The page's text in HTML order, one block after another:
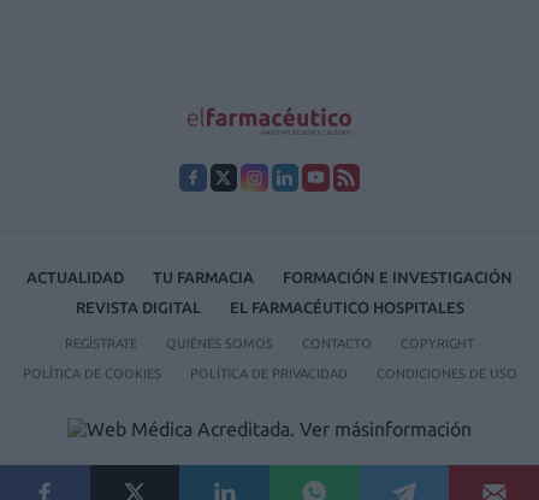
ACTUALIDAD TU FARMACIA
FORMACIÓN E INVESTIGACIÓN
REVISTA DIGITAL
EL FARMACÉUTICO HOSPITALES
REGÍSTRATE QUIÉNES SOMOS CONTACTO COPYRIGHT
POLÍTICA DE COOKIES POLÍTICA DE PRIVACIDAD CONDICIONES DE USO
© 2026 Ediciones MAYO, S.A.U.